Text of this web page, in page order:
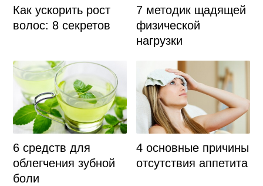
Как ускорить рост
волос: 8 секретов
7 методик щадящей
физической
нагрузки
6 средств для
облегчения зубной
боли
4 основные причины
отсутствия аппетита